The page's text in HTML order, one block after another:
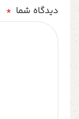
دیدگاه شما *